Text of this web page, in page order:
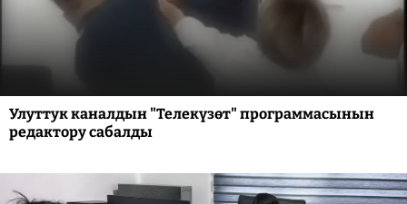
Улуттук каналдын "Телекүзөт" программасынын
редактору сабалды